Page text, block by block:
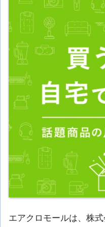
エアクロモールは、株